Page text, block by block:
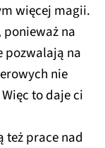
więcej magii.
na
pozwalają na
nie
to daje ci
też prace nad